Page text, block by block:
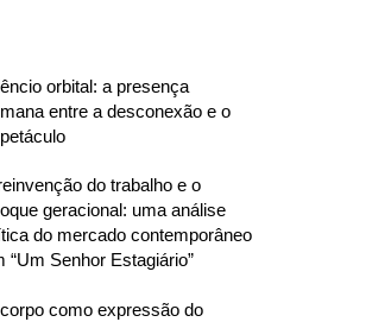
orbital: a presença
entre a desconexão e o
do trabalho e o
geracional: uma análise
do mercado contemporâneo
“Um Senhor Estagiário”
como expressão do